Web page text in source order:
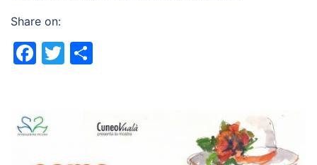
Share on:
Facebook
Twitter